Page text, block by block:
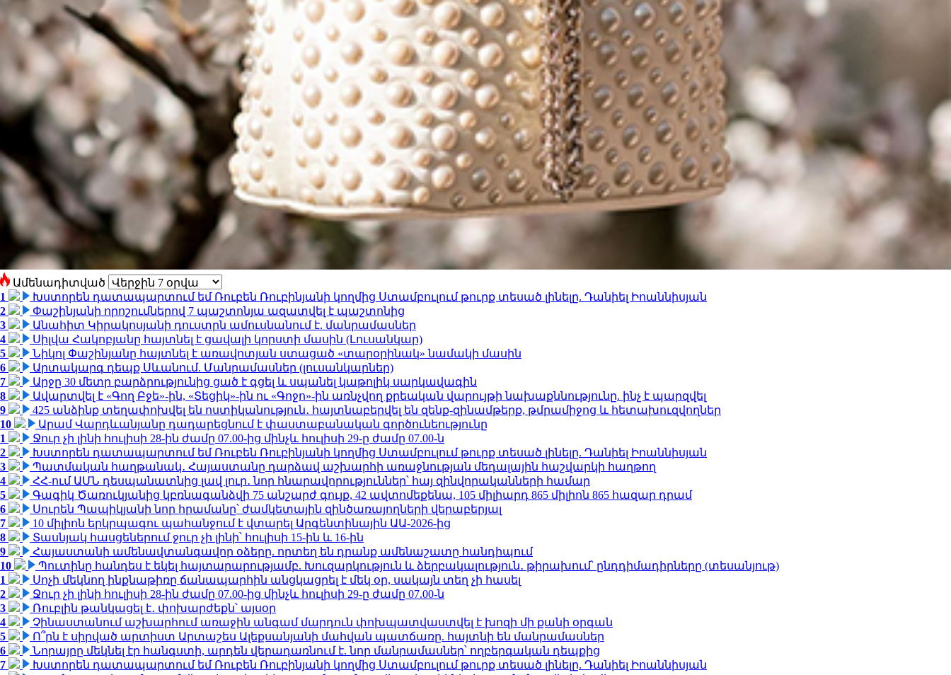
Ամենադիտված
1
Խստորեն դատապարտում եմ Ռուբեն Ռուբինյանի կողմից Ստամբուլում թուրք տեսած լինելը. Դանիել Իոաննիսյան
2
Փաշինյանի որոշումներով 7 պաշտոնյա ազատվել է պաշտոնից
3
Անահիտ Կիրակոսյանի դուստրն ամուսնանում է. մանրամասներ
4
Սիլվա Հակոբյանը հայտնել է ցավալի կորստի մասին (Լուսանկար)
5
Նիկոլ Փաշինյանը հայտնել է առավոտյան ստացած «տարօրինակ» նամակի մասին
6
Արտակարգ դեպք Սևանում. Մանրամասներ (լուսանկարներ)
7
Արջը 30 մետր բարձրությունից ցած է գցել և սպանել կաթոլիկ սարկավագին
8
Ավարտվել է «Գող Բջե»-ին, «Տեցիկ»-ին ու «Գոջո»-ին առնչվող քրեական վարույթի նախաքննությունը. ինչ է պարզվել
9
425 անձինք տեղափոխվել են ոստիկանություն․ հայտնաբերվել են զենք-զինամթերք, թմրամիջոց և հետախուզվողներ
10
Արամ Վարդևանյանը դադարեցնում է փաստաբանական գործունեությունը
1
Ջուր չի լինի հուլիսի 28-ին ժամը 07.00-ից մինչև հուլիսի 29-ը ժամը 07.00-ն
2
Խստորեն դատապարտում եմ Ռուբեն Ռուբինյանի կողմից Ստամբուլում թուրք տեսած լինելը. Դանիել Իոաննիսյան
3
Պատմական հաղթանակ․ Հայաստանը դարձավ աշխարհի առաջնության մեդալային հաշվարկի հաղթող
4
ՀՀ-ում ԱՄՆ դեսպանատնից լավ լուր․ նոր հնարավորություններ՝ հայ զինվորականների համար
5
Գագիկ Ծառուկյանից կբռնագանձվի 75 անշարժ գույք, 42 ավտոմեքենա, 105 միլիարդ 865 միլիոն 865 հազար դրամ
6
Սուրեն Պապիկյանի նոր հրամանը՝ ժամկետային զինծառայողների վերաբերյալ
7
10 միլիոն երկրպագու պահանջում է վտարել Արգենտինային ԱԱ-2026-ից
8
Տասնյակ հասցեներում ջուր չի լինի՝ հուլիսի 15-ին և 16-ին
9
Հայաստանի ամենավտանգավոր օձերը. որտեղ են դրանք ամենաշատը հանդիպում
10
Պուտինը հանդես է եկել հայտարարությամբ. Խուզարկություն և ձերբակալություն․ թիրախում՝ ընդդիմադիրները (տեսանյութ)
1
Սոչի մեկնող ինքնաթիռը ճանապարհին անցկացրել է մեկ օր, սակայն տեղ չի հասել
2
Ջուր չի լինի հուլիսի 28-ին ժամը 07.00-ից մինչև հուլիսի 29-ը ժամը 07.00-ն
3
Ռուբլին թանկացել է․ փոխարժեքն՝ այսօր
4
Չինաստանում աշխարհում առաջին անգամ մարդուն փոխպատվաստվել է խոզի մի քանի օրգան
5
Ո՞րն է սիրված արտիստ Արտաշես Ալեքսանյանի մահվան պատճառը. հայտնի են մանրամասներ
6
Նորայրը մեկնել էր հանգստի, արդեն վերադառնում է. նոր մանրամասներ՝ ողբերգական դեպքից
7
Խստորեն դատապարտում եմ Ռուբեն Ռուբինյանի կողմից Ստամբուլում թուրք տեսած լինելը. Դանիել Իոաննիսյան